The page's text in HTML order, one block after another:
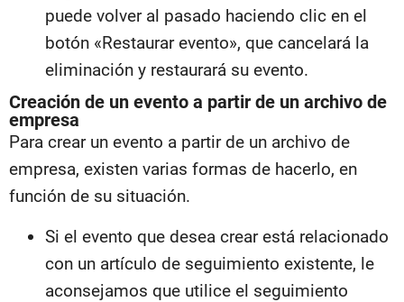
puede volver al pasado haciendo clic en el
botón «Restaurar evento», que cancelará la
eliminación y restaurará su evento.
Creación de un evento a partir de un archivo de
empresa
Para crear un evento a partir de un archivo de
empresa, existen varias formas de hacerlo, en
función de su situación.
Si el evento que desea crear está relacionado
con un artículo de seguimiento existente, le
aconsejamos que utilice el seguimiento